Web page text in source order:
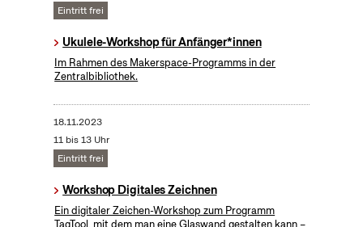
Eintritt frei
Ukulele-Workshop für Anfänger*innen
Im Rahmen des Makerspace-Programms in der
Zentralbibliothek.
18.11.2023
11 bis 13 Uhr
Eintritt frei
Workshop Digitales Zeichnen
Ein digitaler Zeichen-Workshop zum Programm